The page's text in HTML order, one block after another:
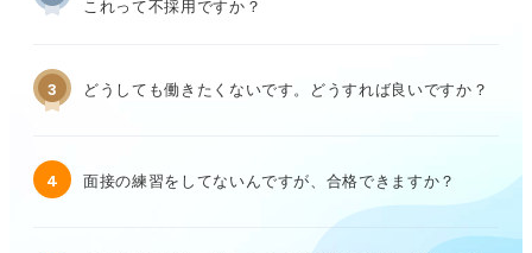
これって不採用ですか？
3 どうしても働きたくないです。どうすれば良いですか？
4 面接の練習をしてないんですが、合格できますか？